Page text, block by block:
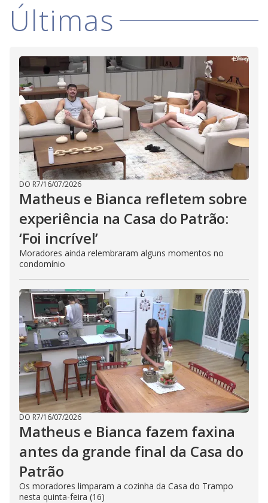
Últimas
DO R7/16/07/2026
Matheus e Bianca refletem sobre
experiência na Casa do Patrão:
‘Foi incrível’
Moradores ainda relembraram alguns momentos no
condomínio
DO R7/16/07/2026
Matheus e Bianca fazem faxina
antes da grande final da Casa do
Patrão
Os moradores limparam a cozinha da Casa do Trampo
nesta quinta-feira (16)